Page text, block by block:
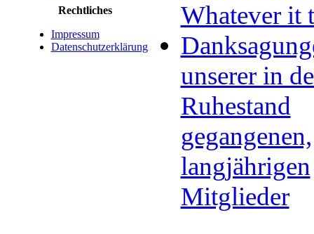
Rechtliches
Impressum
Datenschutzerklärung
Whatever it
unserer in
Ruhestand
gegangenen,
langjährigen
Mitglieder